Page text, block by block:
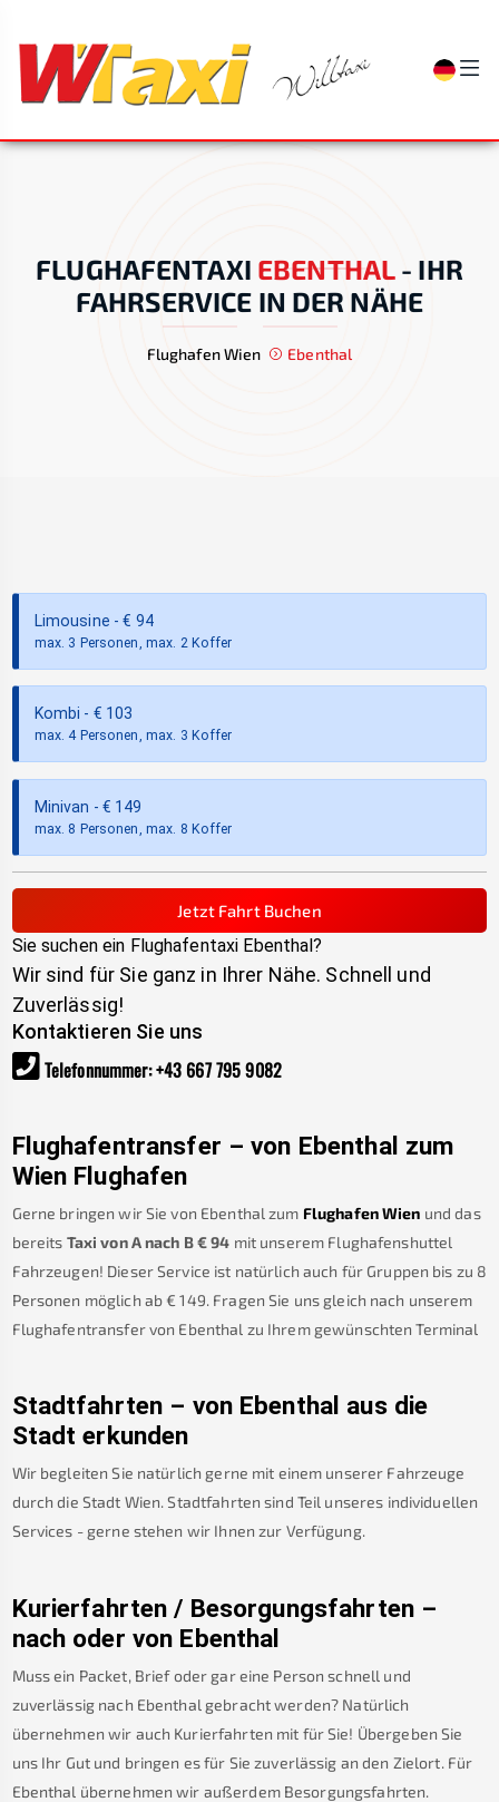
FLUGHAFENTAXI EBENTHAL - IHR
FAHRSERVICE IN DER NÄHE
Flughafen Wien Ebenthal
Limousine - € 94
max. 3 Personen, max. 2 Koffer
Kombi - € 103
max. 4 Personen, max. 3 Koffer
Minivan - € 149
max. 8 Personen, max. 8 Koffer
Jetzt Fahrt Buchen
Sie suchen ein Flughafentaxi Ebenthal?
Wir sind für Sie ganz in Ihrer Nähe. Schnell und
Zuverlässig!
Kontaktieren Sie uns
Telefonnummer:+43 667 795 9082
Flughafentransfer – von Ebenthal zum
Wien Flughafen
Gerne bringen wir Sie von Ebenthal zum Flughafen Wien und das
bereits Taxi von A nach B€94 mit unserem Flughafenshuttel
Fahrzeugen! Dieser Service ist natürlich auch für Gruppen bis zu 8
Personen möglich ab € 149. Fragen Sie uns gleich nach unserem
Flughafentransfer von Ebenthal zu Ihrem gewünschten Terminal
Stadtfahrten – von Ebenthal aus die
Stadt erkunden
Wir begleiten Sie natürlich gerne mit einem unserer Fahrzeuge
durch die Stadt Wien. Stadtfahrten sind Teil unseres individuellen
Services - gerne stehen wir Ihnen zur Verfügung.
Kurierfahrten / Besorgungsfahrten –
nach oder von Ebenthal
Muss ein Packet, Brief oder gar eine Person schnell und
zuverlässig nach Ebenthal gebracht werden? Natürlich
übernehmen wir auch Kurierfahrten mit für Sie! Übergeben Sie
uns Ihr Gut und bringen es für Sie zuverlässig an den Zielort. Für
Ebenthal übernehmen wir außerdem Besorgungsfahrten.